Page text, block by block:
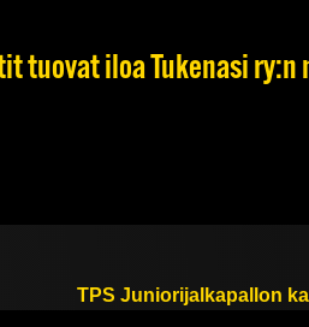
tuovat iloa Tukenasi